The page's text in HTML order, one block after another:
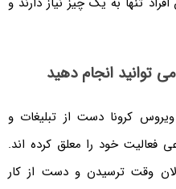
توانید انجام دهید
کرونا دست از تبلیغات و
فعالیت خود را معلق کرده اند.
وقت ترسیدن و دست از کار